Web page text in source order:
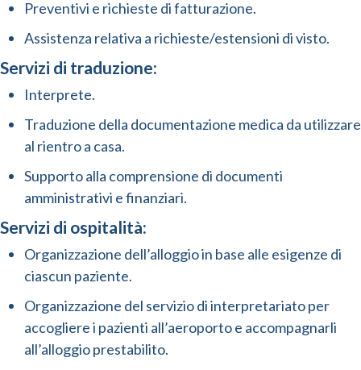
Preventivi e richieste di fatturazione.
Assistenza relativa a richieste/estensioni di visto.
Servizi di traduzione:
Interprete.
Traduzione della documentazione medica da utilizzare
al rientro a casa.
Supporto alla comprensione di documenti
amministrativi e finanziari.
Servizi di ospitalità:
Organizzazione dell’alloggio in base alle esigenze di
ciascun paziente.
Organizzazione del servizio di interpretariato per
accogliere i pazienti all’aeroporto e accompagnarli
all’alloggio prestabilito.